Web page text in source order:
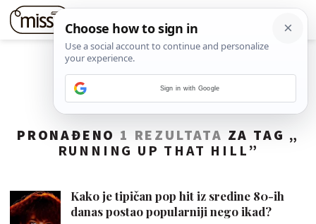
PRONAĐENO 1 REZULTATA ZA TAG „
RUNNING UP THAT HILL ”
Kako je tipičan pop hit iz sredine 80-ih
danas postao popularniji nego ikad?
Sign in with Google